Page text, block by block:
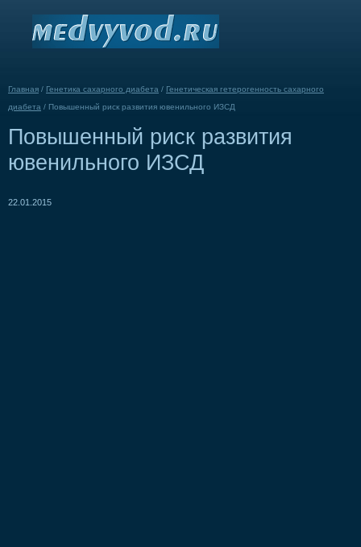
Главная / Генетика сахарного диабета / Генетическая гетерогенность сахарного
диабета / Повышенный риск развития ювенильного ИЗСД
Повышенный риск развития
ювенильного ИЗСД
22.01.2015